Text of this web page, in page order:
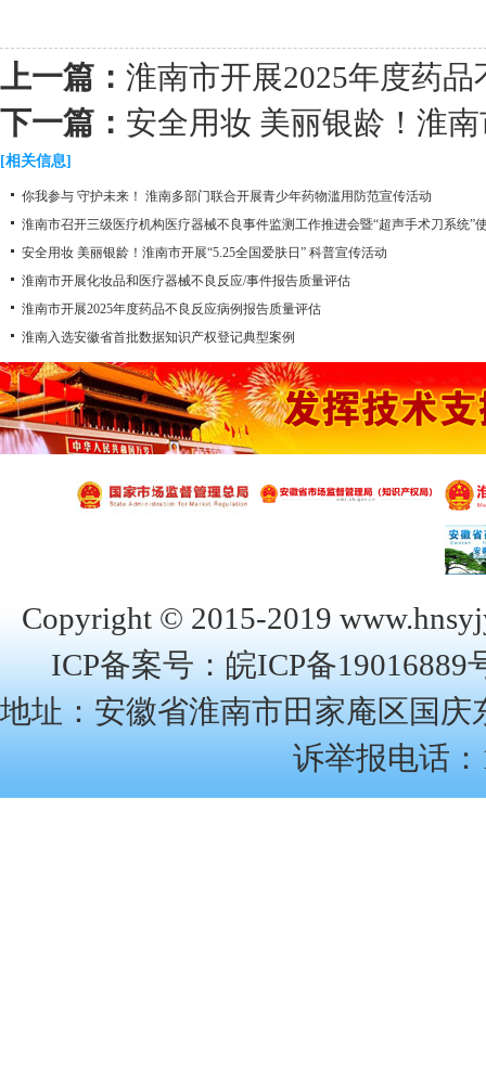
上一篇： 淮南市开展2025年度药
下一篇： 安全用妆 美丽银龄！淮
[相关信息]
你我参与 守护未来！ 淮南多部门联合开展青少年药物滥用防范宣传活动
淮南市召开三级医疗机构医疗器械不良事件监测工作推进会暨“超声手术刀系统”
安全用妆 美丽银龄！淮南市开展“5.25全国爱肤日” 科普宣传活动
淮南市开展化妆品和医疗器械不良反应/事件报告质量评估
淮南市开展2025年度药品不良反应病例报告质量评估
淮南入选安徽省首批数据知识产权登记典型案例
Copyright © 2015-2019
ICP备案号： 皖ICP备19016889
地址：安徽省淮南市田家庵区国庆
诉举报电话